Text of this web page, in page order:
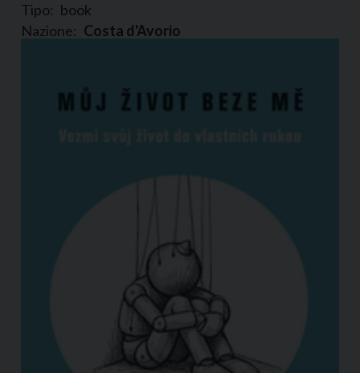
Tipo: book
Nazione: Costa d'Avorio